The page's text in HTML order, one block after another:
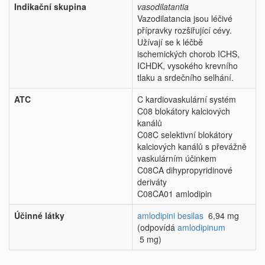
Indikační skupina
vasodilatantia
Vazodilatancia jsou léčivé
přípravky rozšiřující cévy.
Užívají se k léčbě
ischemických chorob ICHS,
ICHDK, vysokého krevního
tlaku a srdečního selhání.
ATC
C kardiovaskulární systém
C08 blokátory kalciových
kanálů
C08C selektivní blokátory
kalciových kanálů s převážně
vaskulárním účinkem
C08CA dihypropyridinové
deriváty
C08CA01 amlodipin
Účinné látky
amlodipini besilas 6,94 mg
(odpovídá amlodipinum
5 mg)